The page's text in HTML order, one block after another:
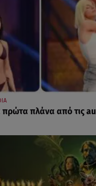
πρώτα πλάνα από τις